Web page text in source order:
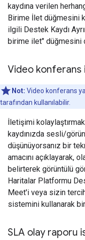
kaydına verilen
Birime İlet düğmesini
ilgili Destek Kaydı
birime ilet" düğmesini
Video konferans
Not: Video konferans
tarafından kullanılabilir.
İletişimi
kaydınızda sesli/
düşünüyorsanız bir
amacını açıklayarak,
belirterek görüntülü
Haritalar Platformu
Meet'i veya sizin
sistemini kullanarak
SLA olay raporu